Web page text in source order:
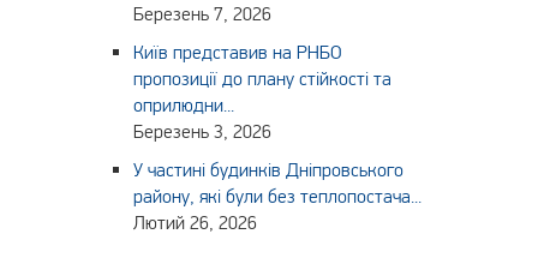
Березень 7, 2026
Київ представив на РНБО
пропозиції до плану стійкості та
оприлюдни...
Березень 3, 2026
У частині будинків Дніпровського
району, які були без теплопостача...
Лютий 26, 2026